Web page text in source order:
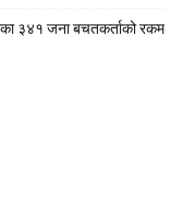
३४१ जना बचतकर्ताको रकम